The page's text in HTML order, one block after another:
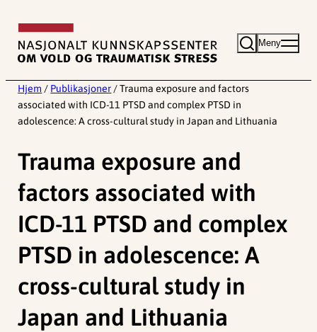
innhold
Meny
Hjem / Publikasjoner / Trauma exposure and factors
associated with ICD-11 PTSD and complex PTSD in
adolescence: A cross-cultural study in Japan and Lithuania
Trauma exposure and
factors associated with
ICD-11 PTSD and complex
PTSD in adolescence: A
cross-cultural study in
Japan and Lithuania